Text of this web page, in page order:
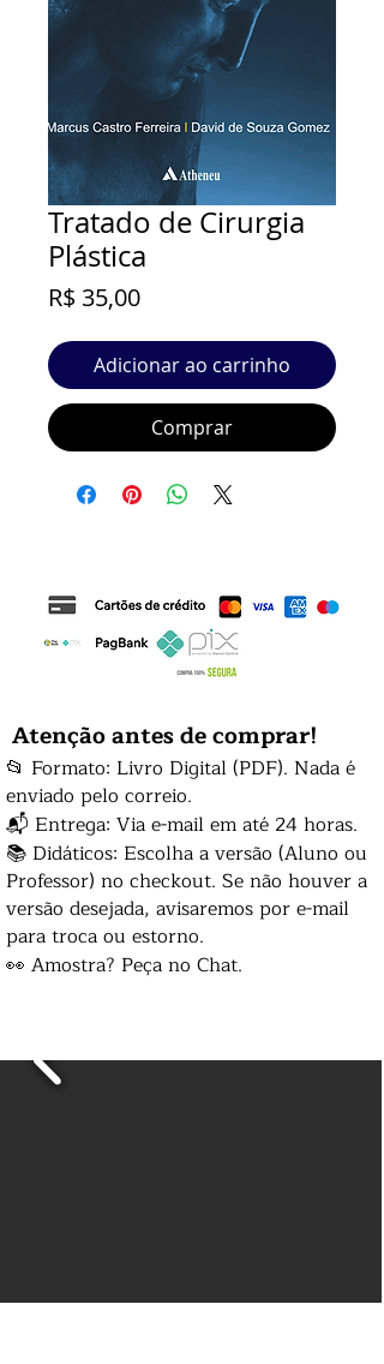
Tratado de Cirurgia
Plástica
R$ 35,00Preço
Adicionar ao carrinho
Comprar
Atenção antes de comprar!
📂 Formato: Livro Digital (PDF). Nada é
enviado pelo correio.
📬 Entrega: Via e-mail em até 24 horas.
📚 Didáticos: Escolha a versão (Aluno ou
Professor) no checkout. Se não houver a
versão desejada, avisaremos por e-mail
para troca ou estorno.
👀 Amostra? Peça no Chat.